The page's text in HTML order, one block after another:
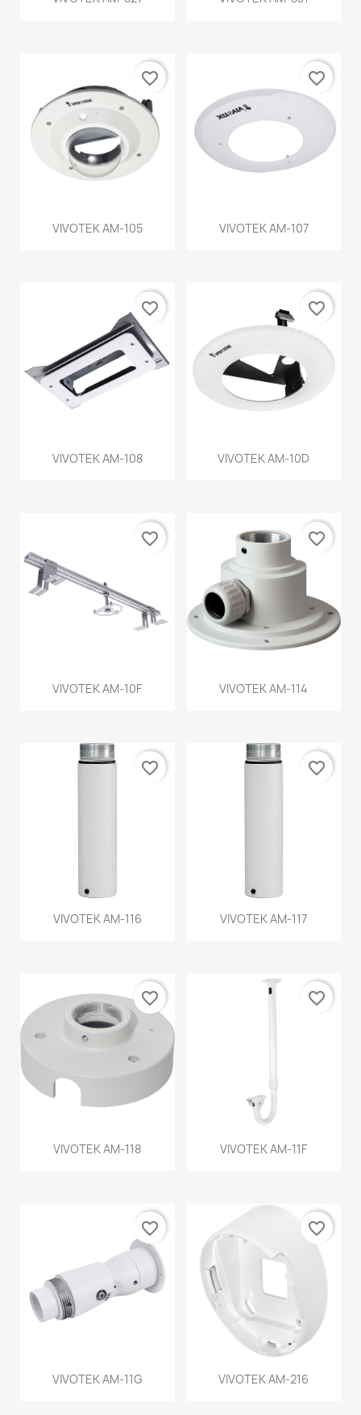
VIVOTEK AM-105
favorite_border
VIVOTEK AM-107
favorite_border
VIVOTEK AM-108
favorite_border
VIVOTEK AM-10D
favorite_border
VIVOTEK AM-10F
favorite_border
VIVOTEK AM-114
favorite_border
VIVOTEK AM-116
favorite_border
VIVOTEK AM-117
favorite_border
VIVOTEK AM-118
favorite_border
VIVOTEK AM-11F
favorite_border
VIVOTEK AM-11G
favorite_border
VIVOTEK AM-216
favorite_border